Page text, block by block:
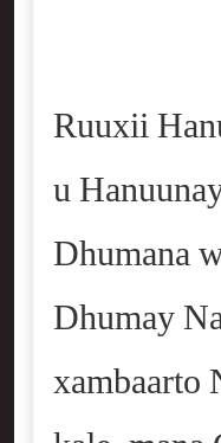
Ruuxii
u
Dhumana
Dhumay